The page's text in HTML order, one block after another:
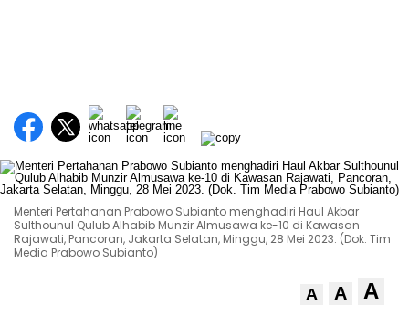
Menteri Pertahanan Prabowo Subianto menghadiri Haul Akbar
Sulthounul Qulub Alhabib Munzir Almusawa ke-10 di Kawasan
Rajawati, Pancoran, Jakarta Selatan, Minggu, 28 Mei 2023. (Dok. Tim
Media Prabowo Subianto)
A A A